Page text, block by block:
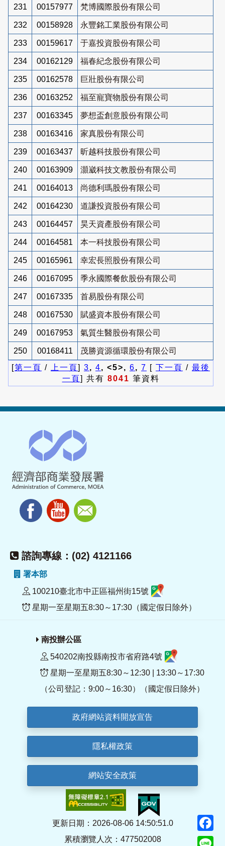
231 00157977 梵博國際股份有限公司
232 00158928 永豐銘工業股份有限公司
233 00159617 于嘉投資股份有限公司
234 00162129 福春紀念股份有限公司
235 00162578 巨壯股份有限公司
236 00163252 福至寵寶物股份有限公司
237 00163345 夢想盃創意股份有限公司
238 00163416 家真股份有限公司
239 00163437 昕越科技股份有限公司
240 00163909 灝崴科技文教股份有限公司
241 00164013 尚德利瑪股份有限公司
242 00164230 道謙投資股份有限公司
243 00164457 昊天資產股份有限公司
244 00164581 本一科技股份有限公司
245 00165961 幸宏長照股份有限公司
246 00167095 季永國際餐飲股份有限公司
247 00167335 首易股份有限公司
248 00167530 賦盛資本股份有限公司
249 00167953 氣質生醫股份有限公司
250 00168411
茂勝資源循環股份有限公司
[第一頁 / 上一頁] 3, 4, <5>, 6, 7 [ 下一頁 / 最後
一頁] 共有 8041 筆資料
諮詢專線：(02) 4121166
署本部
100210臺北市中正區福州街15號
星期一至星期五8:30～17:30（國定假日除外）
南投辦公區
540202南投縣南投市省府路4號
星期一至星期五8:30～12:30 | 13:30～17:30
（公司登記：9:00～16:30）（國定假日除外）
政府網站資料開放宣告
隱私權政策
網站安全政策
更新日期：2026-08-06 14:50:51.0
累積瀏覽人次：477502008